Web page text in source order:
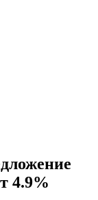
4.9%